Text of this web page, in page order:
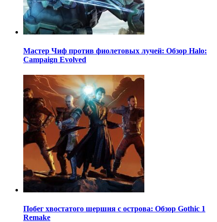
Мастер Чиф против фиолетовых лучей: Обзор Halo:
Campaign Evolved
Побег хвостатого шершня с острова: Обзор Gothic 1
Remake